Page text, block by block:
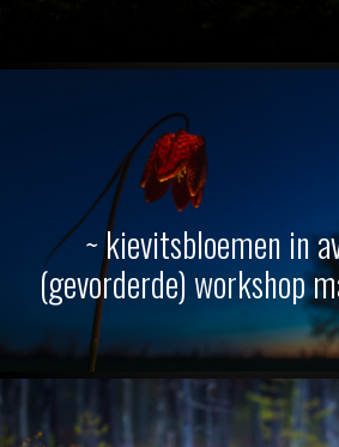
~ kievitsbloemen in
(gevorderde) workshop